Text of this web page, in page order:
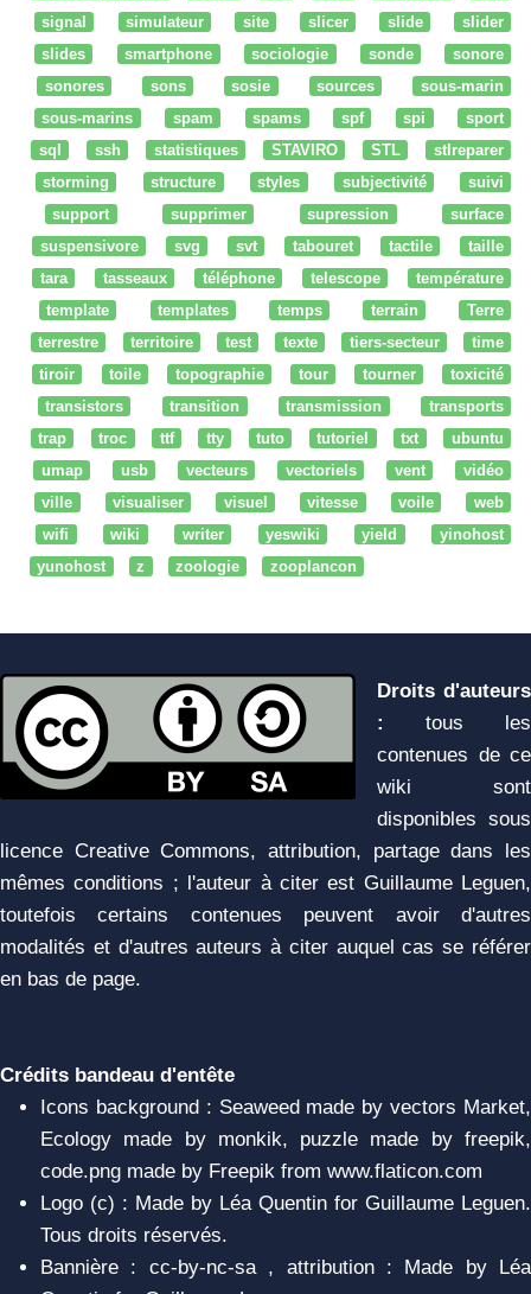
signal
simulateur site slicer slide
slider
slides
smartphone sociologie sonde
sonore
sonores
sons sosie sources
sous-marin
sous-marins
spam spams spf spi
sport
sql
ssh statistiques STAVIRO STL
stlreparer
storming
structure styles subjectivité
suivi
support
supprimer supression
surface
suspensivore
svg svt tabouret tactile
taille
tara
tasseaux téléphone telescope
température
template
templates temps terrain
Terre
terrestre
territoire test texte tiers-secteur
time
tiroir
toile topographie tour tourner
toxicité
transistors
transition transmission
transports
trap
troc ttf tty tuto tutoriel txt
ubuntu
umap
usb vecteurs vectoriels vent
vidéo
ville
visualiser visuel vitesse voile
web
wifi
wiki writer yeswiki yield
yinohost
yunohost
z zoologie zooplancon
Droits d'auteurs
:
tous les
contenues de ce
wiki sont
disponibles sous
licence Creative Commons, attribution, partage dans les
mêmes conditions ; l'auteur à citer est Guillaume Leguen,
toutefois certains contenues peuvent avoir d'autres
modalités et d'autres auteurs à citer auquel cas se référer
en bas de page.
Crédits bandeau d'entête
Icons background : Seaweed made by vectors Market,
Ecology made by monkik, puzzle made by freepik,
code.png made by Freepik from www.flaticon.com
Logo (c) : Made by Léa Quentin for Guillaume Leguen.
Tous droits réservés.
Bannière : cc-by-nc-sa , attribution : Made by Léa